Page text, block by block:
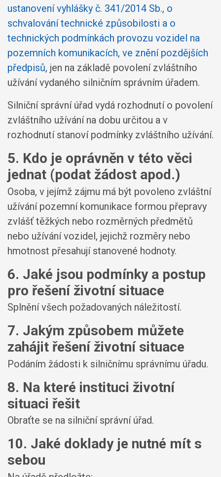
ustanovení vyhlášky č. 341/2014 Sb., o
schvalování technické způsobilosti a o
technických podmínkách provozu vozidel na
pozemních komunikacích, ve znění pozdějších
předpisů, jen na základě povolení zvláštního
užívání vydaného silničním správním úřadem.
Silniční správní úřad vydá rozhodnutí o povolení
zvláštního užívání na dobu určitou a v
rozhodnutí stanoví podmínky zvláštního užívání.
5. Kdo je oprávněn v této věci
jednat (podat žádost apod.)
Osoba, v jejímž zájmu má být povoleno zvláštní
užívání pozemní komunikace formou přepravy
zvlášť těžkých nebo rozměrných předmětů
nebo užívání vozidel, jejichž rozměry nebo
hmotnost přesahují stanovené hodnoty.
6. Jaké jsou podmínky a postup
pro řešení životní situace
Splnění všech požadovaných náležitostí.
7. Jakým způsobem můžete
zahájit řešení životní situace
Podáním žádosti k silničnímu správnímu úřadu.
8. Na které instituci životní
situaci řešit
Obraťte se na silniční správní úřad.
10. Jaké doklady je nutné mít s
sebou